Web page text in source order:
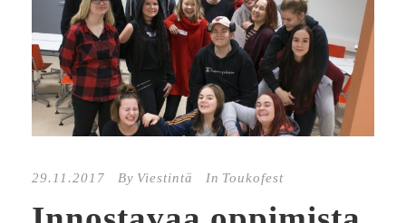
29.11.2017 By Viestintä In Toukofest